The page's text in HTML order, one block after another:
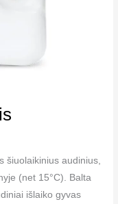
šiuolaikinius audinius,
(net 15°C). Balta
išlaiko gyvas